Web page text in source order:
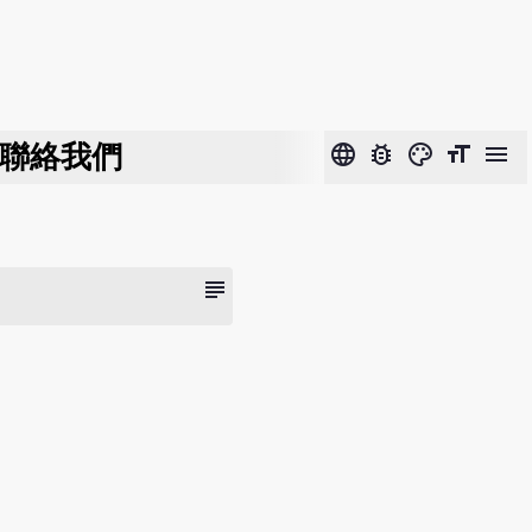
絡我們 language bug_report color_lens format_size menu
subject